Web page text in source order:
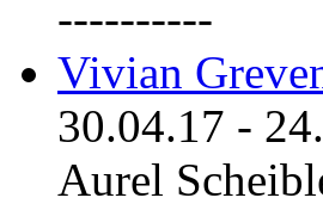
----------
Vivian
30.04.17 -
Aurel